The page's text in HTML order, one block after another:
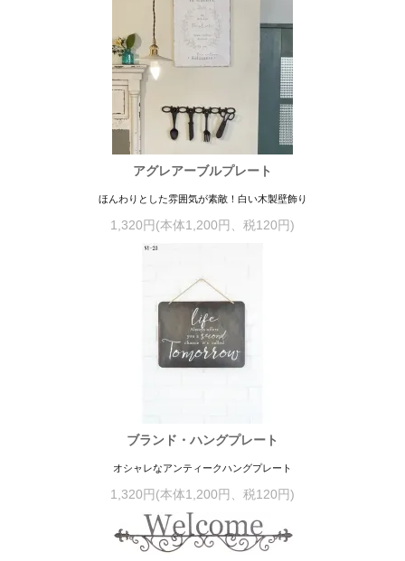
アグレアーブルプレート
ほんわりとした雰囲気が素敵！白い木製壁飾り
1,320円(本体1,200円、税120円)
ブランド・ハングプレート
オシャレなアンティークハングプレート
1,320円(本体1,200円、税120円)